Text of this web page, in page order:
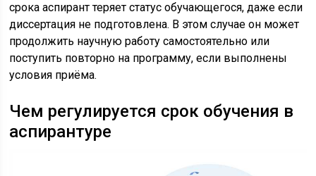
срока аспирант теряет статус обучающегося, даже если
диссертация не подготовлена. В этом случае он может
продолжить научную работу самостоятельно или
поступить повторно на программу, если выполнены
условия приёма.
Чем регулируется срок обучения в
аспирантуре